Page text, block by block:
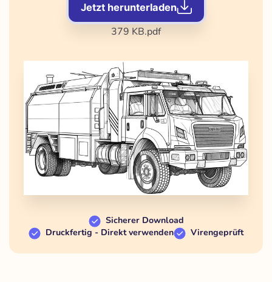
Jetzt herunterladen
379 KB.pdf
Sicherer Download
Druckfertig - Direkt verwenden
Virengeprüft